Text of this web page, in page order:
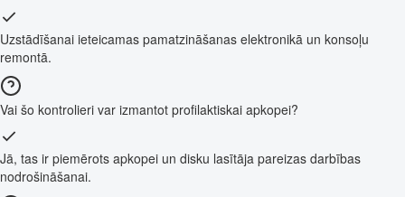
Uzstādīšanai ieteicamas pamatzināšanas elektronikā un konsoļu
remontā.
Vai šo kontrolieri var izmantot profilaktiskai apkopei?
Jā, tas ir piemērots apkopei un disku lasītāja pareizas darbības
nodrošināšanai.